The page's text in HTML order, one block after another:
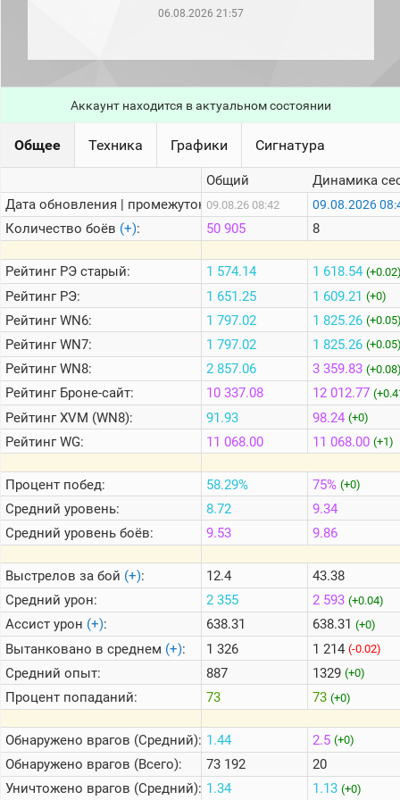
месяц)
(за
последние
сессии)
Топ
1000
Кланы
стримеров
Информация
Онлайн
Цветовая
шкала
Теlegram
ВК
Портал
Мира
Танков
06.08.2026 21:57
Аккаунт находится в актуальном состоянии
Общее Техника Графики Сигнатура
Дата обновления | промежуток:
Количество боёв (+):
РейтингРЭ старый:
РейтингРЭ:
РейтингWN6:
РейтингWN7:
РейтингWN8:
РейтингБроне-сайт:
РейтингXVM (WN8):
РейтингWG:
Процент побед:
Средний уровень:
Средний уровень боёв:
Выстрелов за бой (+):
Средний урон:
Ассист урон (+):
Вытанковано в среднем (+):
Средний опыт:
Процент попаданий:
Обнаружено врагов (Средний):
Обнаружено врагов (Всего):
Уничтожено врагов (Средний):
Общий
09.08.26 08:42
50 905
1 574.14
1 651.25
1 797.02
1 797.02
2 857.06
10 337.08
91.93
11 068.00
58.29%
8.72
9.53
12.4
2 355
638.31
1 326
887
73
1.44
73 192
1.34
Динамика
09.08.2026
8
1 618.54
1 609.21 (+0)
1 825.26
1 825.26
3 359.83
12 012.77
98.24 (+0)
11 068.00 (+1)
75% (+0)
9.34
9.86
43.38
2 593 (+0.04)
638.31 (+0)
1 214 (-0.02)
1329 (+0)
73 (+0)
2.5 (+0)
20
1.13 (+0)